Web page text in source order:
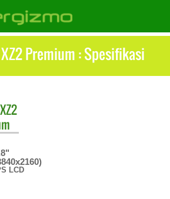
Premium : Spesifikasi
LCD